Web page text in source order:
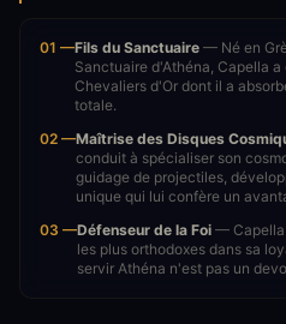
01 —Fils du Sanctuaire — Né en
Sanctuaire d'Athéna, Capella
Chevaliers d'Or dont il a
totale.
02 —Maîtrise des Disques
conduit à spécialiser son
guidage de projectiles,
unique qui lui confère un
03 —Défenseur de la Foi — Capella
les plus orthodoxes dans sa
servir Athéna n'est pas un